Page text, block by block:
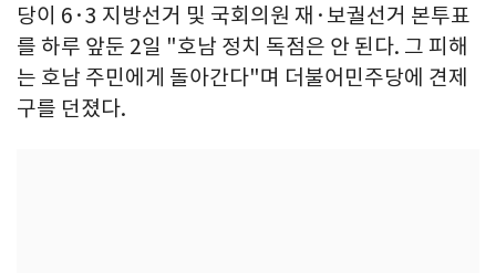
당이 6·3 지방선거 및 국회의원 재·보궐선거 본투표
를 하루 앞둔 2일 "호남 정치 독점은 안 된다. 그 피해
는 호남 주민에게 돌아간다"며 더불어민주당에 견제
구를 던졌다.